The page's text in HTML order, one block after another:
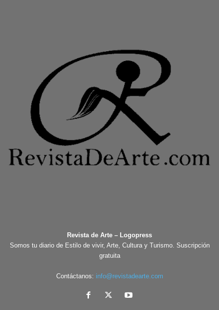
Revista de Arte – Logopress
Somos tu diario de Estilo de vivir, Arte, Cultura y Turismo. Suscripción
gratuita
Contáctanos: info@revistadearte.com